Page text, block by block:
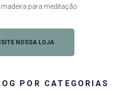
madeira para meditação
NOSSA LOJA
POR CATEGORIAS